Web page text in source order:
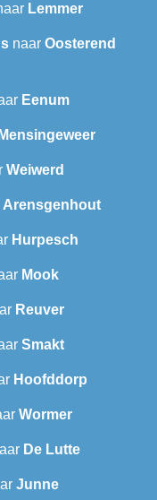
Lemmer
naar Oosterend
Eenum
Mensingeweer
Weiwerd
Arensgenhout
Hurpesch
Mook
Reuver
Smakt
Hoofddorp
Wormer
De Lutte
Junne